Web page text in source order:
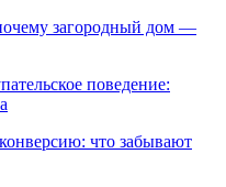
загородный дом —
поведение:
что забывают